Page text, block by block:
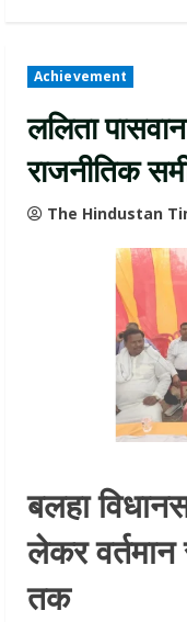
Achievement
ललिता
राजनीतिक
The Hindustan
बलहा
लेकर
तक